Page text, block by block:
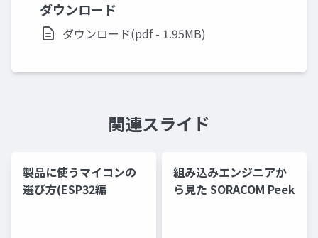
ダウンロード
ダウンロード(pdf - 1.95MB)
関連スライド
製品に使うマイコンの
選び方(ESP32編
組み込みエンジニアか
ら見た SORACOM Peek